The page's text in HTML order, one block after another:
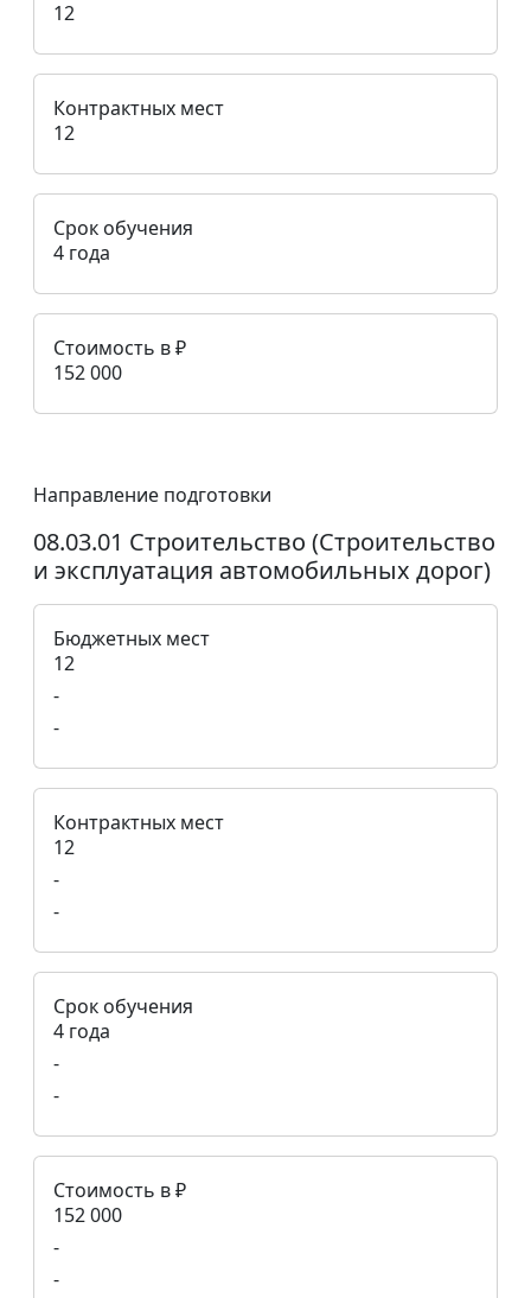
12
Контрактных мест
12
Срок обучения
4 года
Стоимость в ₽
152 000
Направление подготовки
08.03.01 Строительство (Строительство
и эксплуатация автомобильных дорог)
Бюджетных мест
12
-
-
Контрактных мест
12
-
-
Срок обучения
4 года
-
-
Стоимость в ₽
152 000
-
-